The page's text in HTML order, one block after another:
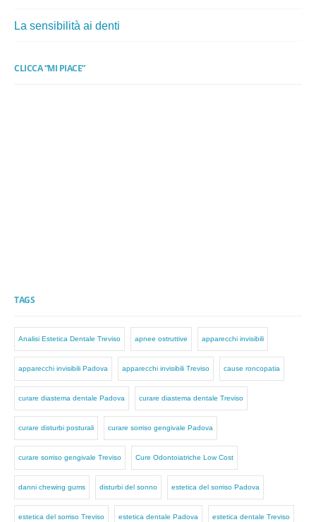
La sensibilità ai denti
CLICCA “MI PIACE”
TAGS
Analisi Estetica Dentale Treviso apnee ostruttive apparecchi invisibili
apparecchi invisibili Padova apparecchi invisibili Treviso cause roncopatia
curare diastema dentale Padova curare diastema dentale Treviso
curare disturbi posturali curare sorriso gengivale Padova
curare sorriso gengivale Treviso Cure Odontoiatriche Low Cost
danni chewing gums disturbi del sonno estetica del sorriso Padova
estetica del sorriso Treviso estetica dentale Padova estetica dentale Treviso